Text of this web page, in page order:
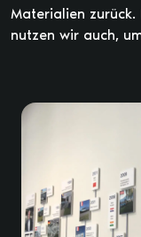
Materialien zurück.
nutzen wir auch,